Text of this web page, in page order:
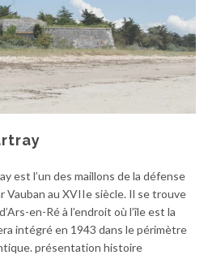
est l’un des maillons de la défense
Vauban au XVIIe siècle. Il se trouve
en-Ré à l’endroit où l’île est la
intégré en 1943 dans le périmètre
présentation histoire